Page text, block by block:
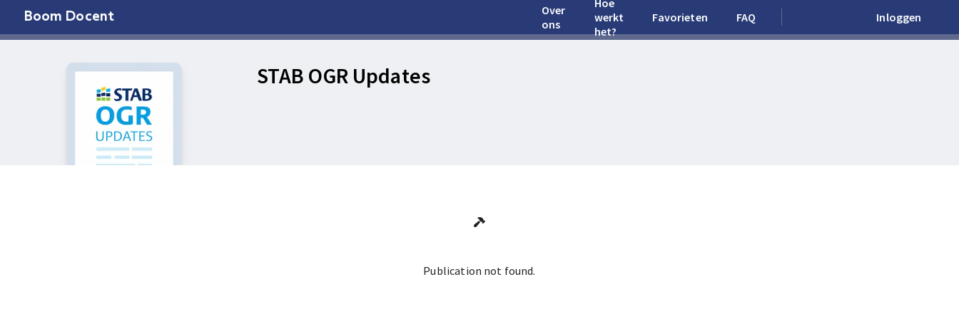
Boom Docent
Over
ons
Hoe
werkt
het?
Favorieten FAQ Inloggen
STAB OGR Updates
Publication not found.